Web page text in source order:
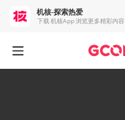
机核-探索热爱
下载 机核App 浏览更多精彩内容